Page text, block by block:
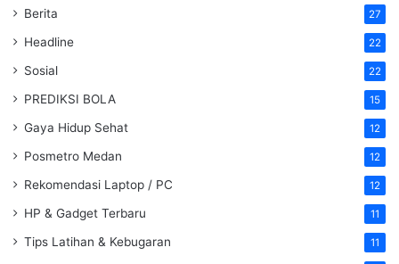
Berita 27
Headline 22
Sosial 22
PREDIKSI BOLA 15
Gaya Hidup Sehat 12
Posmetro Medan 12
Rekomendasi Laptop / PC 12
HP & Gadget Terbaru 11
Tips Latihan & Kebugaran 11